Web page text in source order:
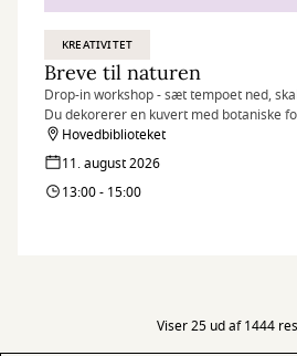
KREATIVITET
Breve til naturen
Drop-in workshop - sæt tempoet ned,
Du dekorerer en kuvert med botaniske
inspireret af naturen 🌱
Hovedbiblioteket
11. august 2026
13:00 - 15:00
Viser 25 ud af 1444